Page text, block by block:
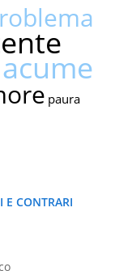
acume
paura
CONTRARI